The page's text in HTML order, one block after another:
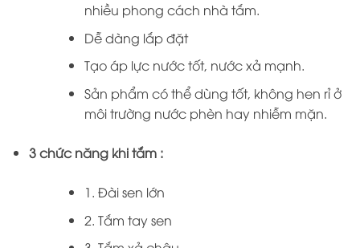
nhiều phong cách nhà tắm.
Dễ dàng lắp đặt
Tạo áp lực nước tốt, nước xả mạnh.
Sản phẩm có thể dùng tốt, không hen rỉ ở
môi trường nước phèn hay nhiễm mặn.
3 chức năng khi tắm :
1. Đài sen lớn
2. Tắm tay sen